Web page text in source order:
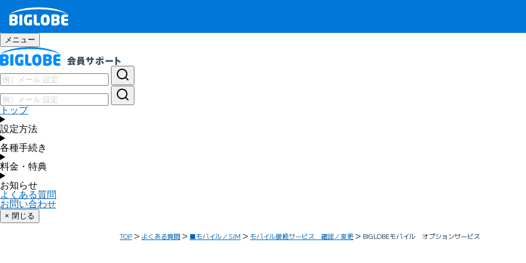
メニュー
トップ
設定方法
各種手続き
料金・特典
お知らせ
よくある質問
お問い合わせ
× 閉じる
TOP よくある質問 ■モバイル／SIM モバイル接続サービス 確認／変更 BIGLOBEモバイル オプションサービス